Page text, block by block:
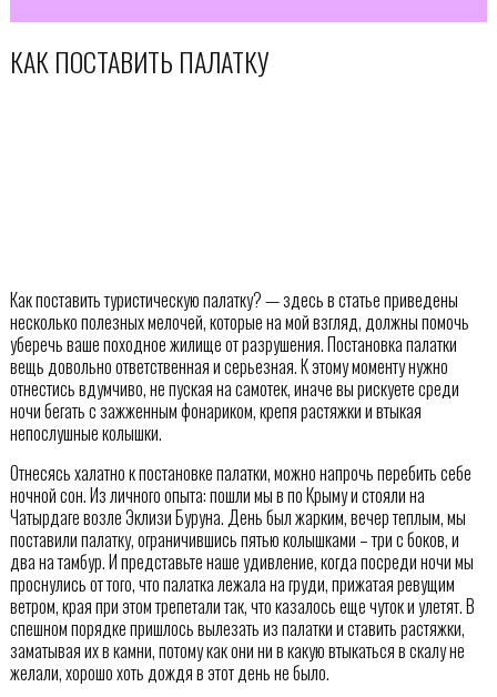
КАК ПОСТАВИТЬ ПАЛАТКУ
Как поставить туристическую палатку? — здесь в статье приведены
несколько полезных мелочей, которые на мой взгляд, должны помочь
уберечь ваше походное жилище от разрушения. Постановка палатки
вещь довольно ответственная и серьезная. К этому моменту нужно
отнестись вдумчиво, не пуская на самотек, иначе вы рискуете среди
ночи бегать с зажженным фонариком, крепя растяжки и втыкая
непослушные колышки.
Отнесясь халатно к постановке палатки, можно напрочь перебить себе
ночной сон. Из личного опыта: пошли мы в по Крыму и стояли на
Чатырдаге возле Эклизи Буруна. День был жарким, вечер теплым, мы
поставили палатку, ограничившись пятью колышками – три с боков, и
два на тамбур. И представьте наше удивление, когда посреди ночи мы
проснулись от того, что палатка лежала на груди, прижатая ревущим
ветром, края при этом трепетали так, что казалось еще чуток и улетят. В
спешном порядке пришлось вылезать из палатки и ставить растяжки,
заматывая их в камни, потому как они ни в какую втыкаться в скалу не
желали, хорошо хоть дождя в этот день не было.